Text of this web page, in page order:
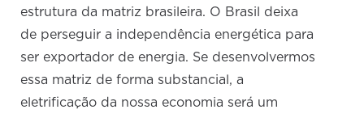
estrutura da matriz brasileira. O Brasil deixa
de perseguir a independência energética para
ser exportador de energia. Se desenvolvermos
essa matriz de forma substancial, a
eletrificação da nossa economia será um